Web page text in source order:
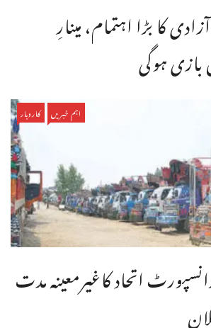
کا بڑا اہتمام، مینارِ
ہوگی
اہم خبریں کاروبار
اتحاد کاغیرمعینہ مدت